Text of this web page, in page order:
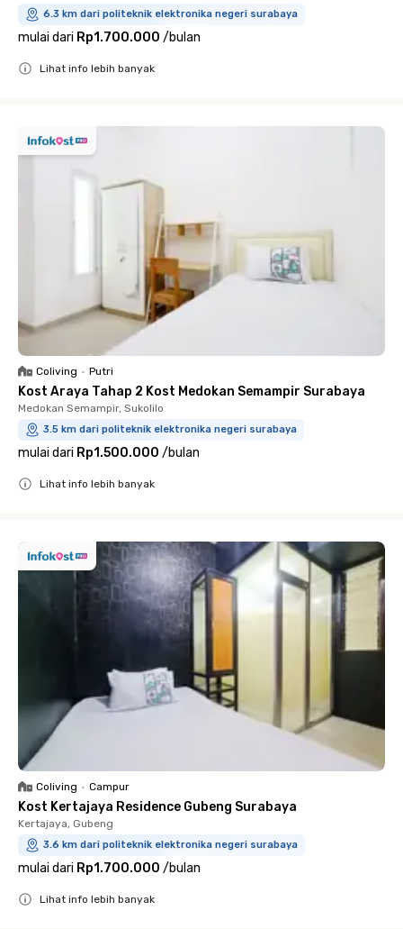
6.3 km dari politeknik elektronika negeri surabaya
mulai dari Rp1.700.000 /bulan
Lihat info lebih banyak
Coliving • Putri
Kost Araya Tahap 2 Kost Medokan Semampir Surabaya
Medokan Semampir, Sukolilo
3.5 km dari politeknik elektronika negeri surabaya
mulai dari Rp1.500.000 /bulan
Lihat info lebih banyak
Coliving • Campur
Kost Kertajaya Residence Gubeng Surabaya
Kertajaya, Gubeng
3.6 km dari politeknik elektronika negeri surabaya
mulai dari Rp1.700.000 /bulan
Lihat info lebih banyak